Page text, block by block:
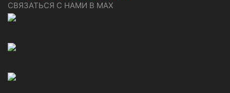
СВЯЗАТЬСЯ С НАМИ В МАХ